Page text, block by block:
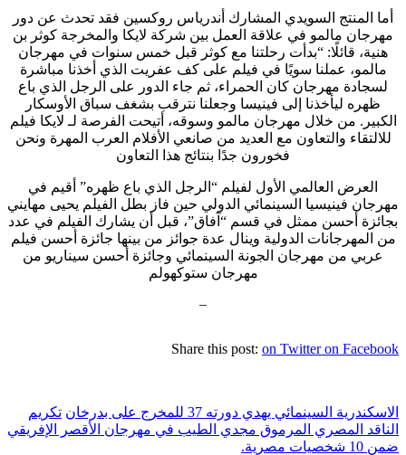
أما المنتج السويدي المشارك أندرياس روكسين فقد تحدث عن دور
مهرجان مالمو في علاقة العمل بين شركة لايكا والمخرجة كوثر بن
هنية، قائلًا: “بدأت رحلتنا مع كوثر قبل خمس سنوات في مهرجان
مالمو، عملنا سويًا في فيلم على كف عفريت الذي أخذنا مباشرة
لسجادة مهرجان كان الحمراء، ثم جاء الدور على الرجل الذي باع
ظهره ليأخذنا إلى فينيسا وجعلنا نترقب بشغف سباق الأوسكار
الكبير. من خلال مهرجان مالمو وسوقه، أتيحت الفرصة لـ لايكا فيلم
للالتقاء والتعاون مع العديد من صانعي الأفلام العرب المهرة ونحن
فخورون جدًا بنتائج هذا التعاون
العرض العالمي الأول لفيلم “الرجل الذي باع ظهره” أقيم في
مهرجان فينيسيا السينمائي الدولي حين فاز بطل الفيلم يحيى مهايني
بجائزة أحسن ممثل في قسم “آفاق”، قبل أن يشارك الفيلم في عدد
من المهرجانات الدولية وينال عدة جوائز من بينها جائزة أحسن فيلم
عربي من مهرجان الجونة السينمائي وجائزة أحسن سيناريو من
مهرجان ستوكهولم
–
Share this post: on Twitter on Facebook
الاسكندرية السينمائي يهدي دورته 37 للمخرج على بدرخان
تكريم
الناقد المصري المرموق مجدي الطيب في مهرجان الأقصر الإفريقي
ضمن 10 شخصيات مصرية.